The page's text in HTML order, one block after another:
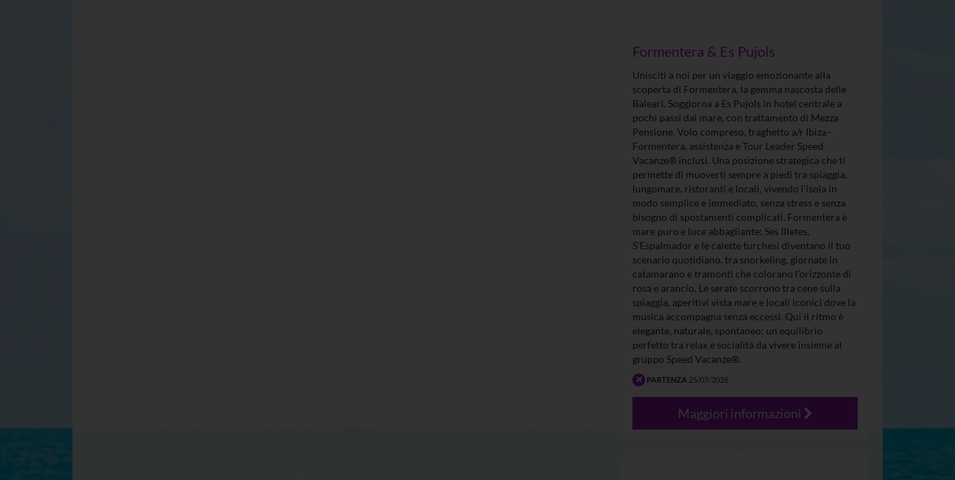
Formentera & Es Pujols
Unisciti a noi per un viaggio emozionante alla
scoperta di Formentera, la gemma nascosta delle
Baleari. Soggiorna a Es Pujols in hotel centrale a
pochi passi dal mare, con trattamento di Mezza
Pensione, Volo compreso, traghetto a/r Ibiza–
Formentera, assistenza e Tour Leader Speed
Vacanze® inclusi. Una posizione strategica che ti
permette di muoverti sempre a piedi tra spiaggia,
lungomare, ristoranti e locali, vivendo l’isola in
modo semplice e immediato, senza stress e senza
bisogno di spostamenti complicati. Formentera è
mare puro e luce abbagliante: Ses Illetes,
S’Espalmador e le calette turchesi diventano il tuo
scenario quotidiano, tra snorkeling, giornate in
catamarano e tramonti che colorano l’orizzonte di
rosa e arancio. Le serate scorrono tra cene sulla
spiaggia, aperitivi vista mare e locali iconici dove la
musica accompagna senza eccessi. Qui il ritmo è
elegante, naturale, spontaneo: un equilibrio
perfetto tra relax e socialità da vivere insieme al
gruppo Speed Vacanze®.
PARTENZA 25/07/2026
Maggiori informazioni